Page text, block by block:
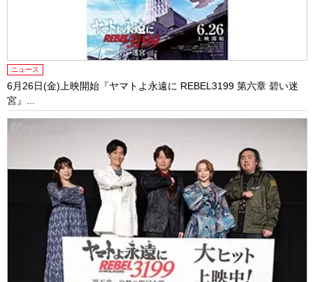
ニュース
6月26日(金)上映開始『ヤマトよ永遠に REBEL3199 第六章 碧い迷
宮』...